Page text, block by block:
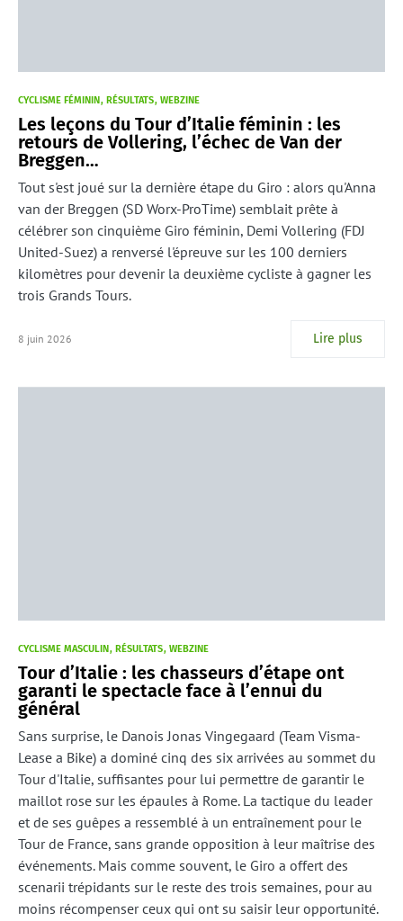
CYCLISME FÉMININ RÉSULTATS WEBZINE
Les leçons du Tour d’Italie féminin : les
retours de Vollering, l’échec de Van der
Breggen…
Tout s'est joué sur la dernière étape du Giro : alors qu'Anna
van der Breggen (SD Worx-ProTime) semblait prête à
célébrer son cinquième Giro féminin, Demi Vollering (FDJ
United-Suez) a renversé l'épreuve sur les 100 derniers
kilomètres pour devenir la deuxième cycliste à gagner les
trois Grands Tours.
8 juin 2026 Lire plus
CYCLISME MASCULIN RÉSULTATS WEBZINE
Tour d’Italie : les chasseurs d’étape ont
garanti le spectacle face à l’ennui du
général
Sans surprise, le Danois Jonas Vingegaard (Team Visma-
Lease a Bike) a dominé cinq des six arrivées au sommet du
Tour d'Italie, suffisantes pour lui permettre de garantir le
maillot rose sur les épaules à Rome. La tactique du leader
et de ses guêpes a ressemblé à un entraînement pour le
Tour de France, sans grande opposition à leur maîtrise des
événements. Mais comme souvent, le Giro a offert des
scenarii trépidants sur le reste des trois semaines, pour au
moins récompenser ceux qui ont su saisir leur opportunité.